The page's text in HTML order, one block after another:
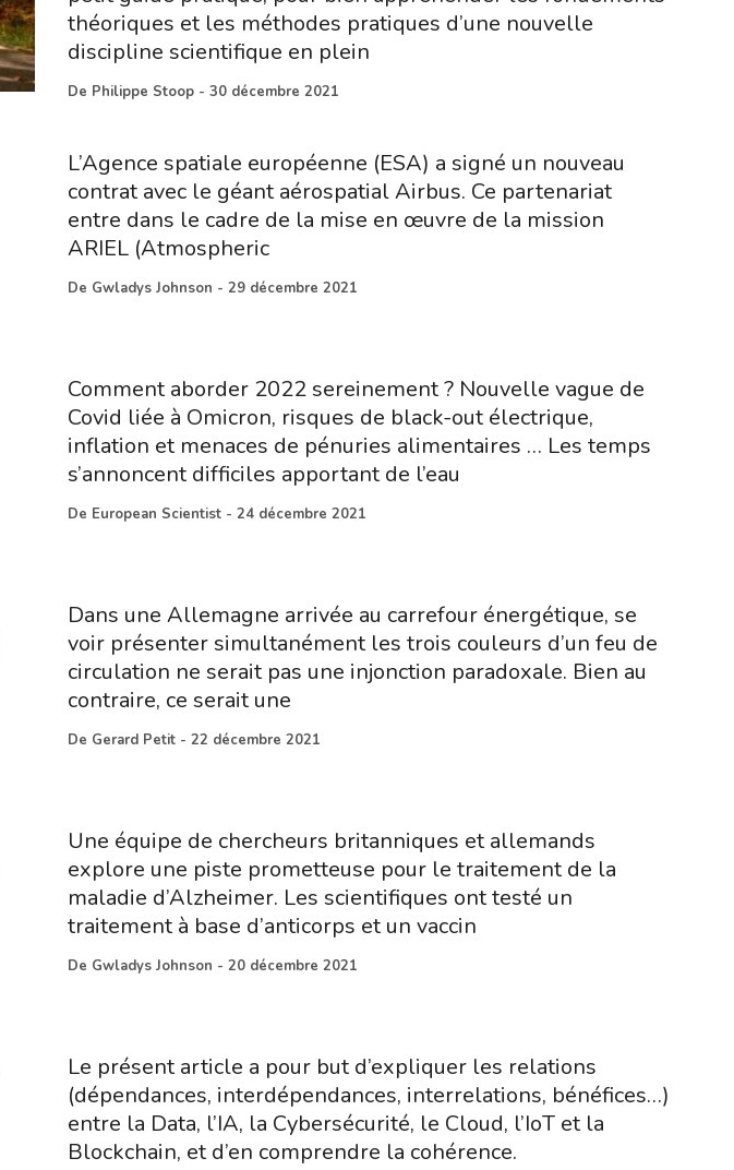
théoriques et les méthodes pratiques d’une nouvelle
discipline scientifique en plein
De Philippe Stoop -30 décembre 2021
L’Agence spatiale européenne (ESA) a signé un nouveau
contrat avec le géant aérospatial Airbus. Ce partenariat
entre dans le cadre de la mise en œuvre de la mission
ARIEL (Atmospheric
De Gwladys Johnson - 29 décembre 2021
Comment aborder 2022 sereinement ? Nouvelle vague de
Covid liée à Omicron, risques de black-out électrique,
inflation et menaces de pénuries alimentaires … Les temps
s’annoncent difficiles apportant de l’eau
De European Scientist - 24 décembre 2021
Dans une Allemagne arrivée au carrefour énergétique, se
voir présenter simultanément les trois couleurs d’un feu de
circulation ne serait pas une injonction paradoxale. Bien au
contraire, ce serait une
De Gerard Petit - 22 décembre 2021
Une équipe de chercheurs britanniques et allemands
explore une piste prometteuse pour le traitement de la
maladie d’Alzheimer. Les scientifiques ont testé un
traitement à base d’anticorps et un vaccin
De Gwladys Johnson - 20 décembre 2021
Le présent article a pour but d’expliquer les relations
(dépendances, interdépendances, interrelations, bénéfices…)
entre la Data, l’IA, la Cybersécurité, le Cloud, l’IoT et la
Blockchain, et d’en comprendre la cohérence.